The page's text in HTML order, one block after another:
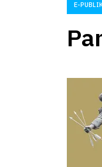
E-